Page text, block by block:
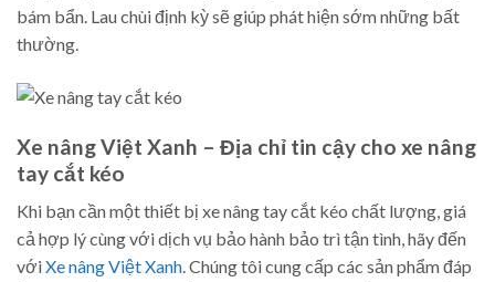
bám bẩn. Lau chùi định kỳ sẽ giúp phát hiện sớm những bất
thường.
Xe nâng Việt Xanh – Địa chỉ tin cậy cho xe nâng
tay cắt kéo
Khi bạn cần một thiết bị xe nâng tay cắt kéo chất lượng, giá
cả hợp lý cùng với dịch vụ bảo hành bảo trì tận tình, hãy đến
vớiXe nâng Việt Xanh. Chúng tôi cung cấp các sản phẩm đáp